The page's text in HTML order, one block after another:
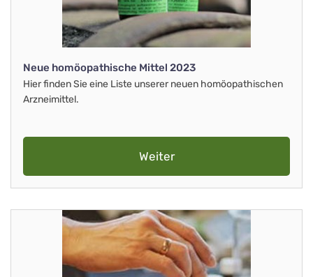
Neue homöopathische Mittel 2023
Hier finden Sie eine Liste unserer neuen homöopathischen
Arzneimittel.
Weiter